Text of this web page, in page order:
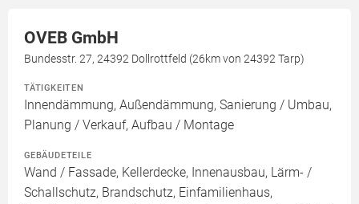
OVEB GmbH
Bundesstr. 27, 24392 Dollrottfeld (26km von 24392 Tarp)
TÄTIGKEITEN
Innendämmung, Außendämmung, Sanierung / Umbau,
Planung / Verkauf, Aufbau / Montage
GEBÄUDETEILE
Wand / Fassade, Kellerdecke, Innenausbau, Lärm- /
Schallschutz, Brandschutz, Einfamilienhaus,